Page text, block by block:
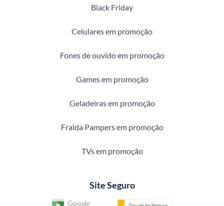
Black Friday
Celulares em promoção
Fones de ouvido em promoção
Games em promoção
Geladeiras em promoção
Fralda Pampers em promoção
TVs em promoção
Site Seguro